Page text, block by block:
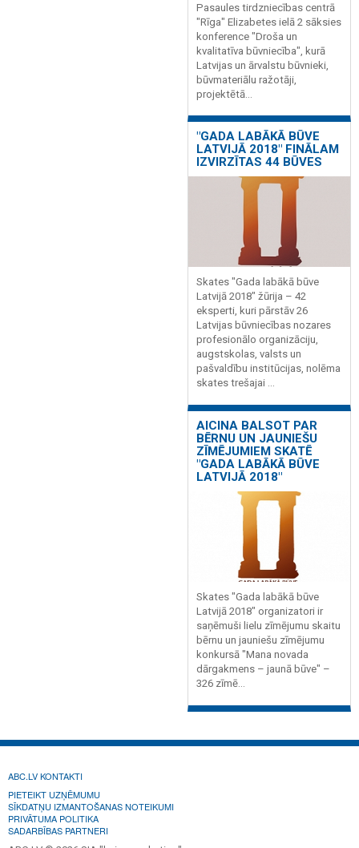
Pasaules tirdzniecības centrā
"Rīga" Elizabetes ielā 2 sāksies
konference "Droša un
kvalitatīva būvniecība", kurā
Latvijas un ārvalstu būvnieki,
būvmateriālu ražotāji,
projektētā...
"GADA LABĀKĀ BŪVE
LATVIJĀ 2018" FINĀLAM
IZVIRZĪTAS 44 BŪVES
Skates "Gada labākā būve
Latvijā 2018" žūrija – 42
eksperti, kuri pārstāv 26
Latvijas būvniecības nozares
profesionālo organizāciju,
augstskolas, valsts un
pašvaldību institūcijas, nolēma
skates trešajai ...
AICINA BALSOT PAR
BĒRNU UN JAUNIEŠU
ZĪMĒJUMIEM SKATĒ
"GADA LABĀKĀ BŪVE
LATVIJĀ 2018"
Skates "Gada labākā būve
Latvijā 2018" organizatori ir
saņēmuši lielu zīmējumu skaitu
bērnu un jauniešu zīmējumu
konkursā "Mana novada
dārgakmens – jaunā būve" –
326 zīmē...
ABC.LV KONTAKTI
PIETEIKT UZŅĒMUMU
SĪKDATŅU IZMANTOŠANAS NOTEIKUMI
PRIVĀTUMA POLITIKA
SADARBĪBAS PARTNERI